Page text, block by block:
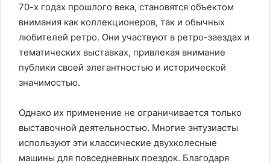
70-х годах прошлого века, становятся объектом
внимания как коллекционеров, так и обычных
любителей ретро. Они участвуют в ретро-заездах и
тематических выставках, привлекая внимание
публики своей элегантностью и исторической
значимостью.
Однако их применение не ограничивается только
выставочной деятельностью. Многие энтузиасты
используют эти классические двухколесные
машины для повседневных поездок. Благодаря